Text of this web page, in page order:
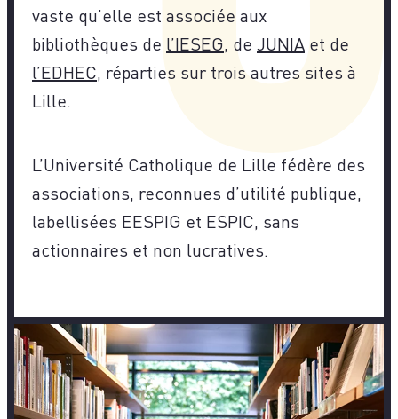
vaste qu’elle est associée aux
bibliothèques de l’IESEG, de JUNIA et de
l’EDHEC, réparties sur trois autres sites à
Lille.
L’Université Catholique de Lille fédère des
associations, reconnues d’utilité publique,
labellisées EESPIG et ESPIC, sans
actionnaires et non lucratives.